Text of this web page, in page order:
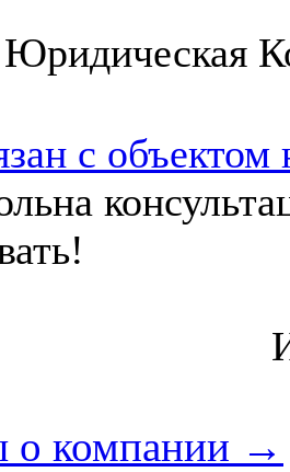
Юридическая
с
о компании →